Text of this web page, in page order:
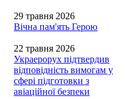
29 травня 2026
Вічна пам'ять Герою
22 травня 2026
Украерорух підтвердив
відповідність вимогам у
сфері підготовки з
авіаційної безпеки